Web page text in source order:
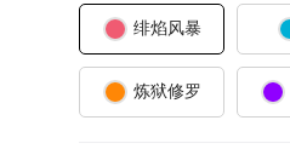
绯焰风暴
炼狱修罗